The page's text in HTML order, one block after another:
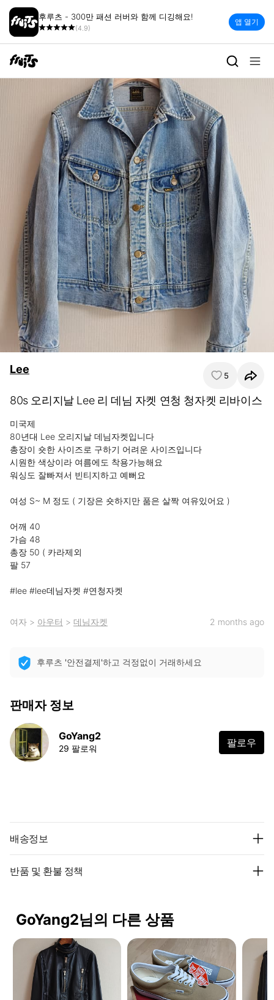
후루츠 - 300만 패션 러버와 함께 디깅해요!
(4.9)
앱 열기
Lee 5
80s 오리지날 Lee 리 데님 자켓 연청 청자켓 리바이스
미국제
80년대 Lee 오리지날 데님자켓입니다
총장이 숏한 사이즈로 구하기 어려운 사이즈입니다
시원한 색상이라 여름에도 착용가능해요
워싱도 잘빠져서 빈티지하고 예뻐요
여성 S~ M 정도 ( 기장은 숏하지만 품은 살짝 여유있어요 )
어깨 40
가슴 48
총장 50 ( 카라제외
팔 57
#lee #lee데님자켓 #연청자켓
여자 > 아우터 > 데님자켓 2 months ago
후루츠 '안전결제'하고 걱정없이 거래하세요
판매자 정보
GoYang2
29 팔로워 팔로우
배송정보
반품 및 환불 정책
GoYang2님의 다른 상품